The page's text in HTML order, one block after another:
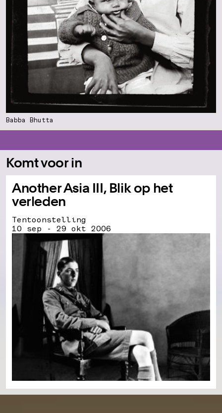
Babba Bhutta
Komt voor in
Another Asia III, Blik op het
verleden
Tentoonstelling
10 sep - 29 okt 2006